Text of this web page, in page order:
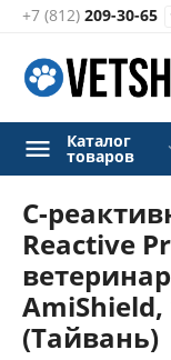
+7 (812) 209-30-65
Каталог
товаров
C-
Reactive
(Тайвань)